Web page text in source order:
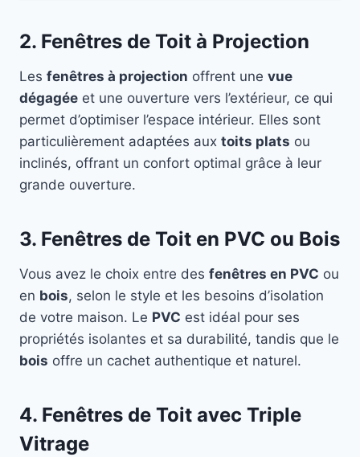
2. Fenêtres de Toit à Projection
Les fenêtres à projection offrent une vue
dégagée et une ouverture vers l’extérieur, ce qui
permet d’optimiser l’espace intérieur. Elles sont
particulièrement adaptées aux toits plats ou
inclinés, offrant un confort optimal grâce à leur
grande ouverture.
3. Fenêtres de Toit en PVC ou Bois
Vous avez le choix entre des fenêtres en PVC ou
en bois, selon le style et les besoins d’isolation
de votre maison. Le PVC est idéal pour ses
propriétés isolantes et sa durabilité, tandis que le
bois offre un cachet authentique et naturel.
4. Fenêtres de Toit avec Triple
Vitrage